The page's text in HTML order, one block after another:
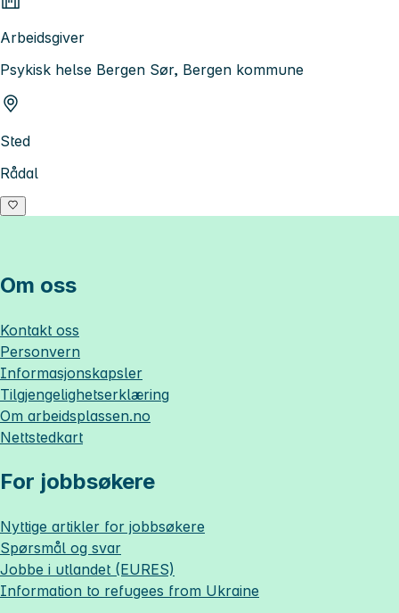
Arbeidsgiver
Psykisk helse Bergen Sør, Bergen kommune
Sted
Rådal
Om oss
Kontakt oss
Personvern
Informasjonskapsler
Tilgjengelighetserklæring
Om arbeidsplassen.no
Nettstedkart
For jobbsøkere
Nyttige artikler for jobbsøkere
Spørsmål og svar
Jobbe i utlandet (EURES)
Information to refugees from Ukraine